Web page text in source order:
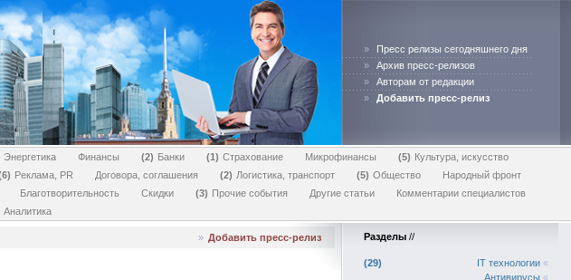
»
Пресс релизы сегодняшнего дня
»
Архив пресс-релизов
»
Авторам от редакции
»
Добавить пресс-релиз
Энергетика Финансы 2 Банки 1 Страхование Микрофинансы 5
Культура, искусство
6 Реклама, PR Договора, соглашения 2 Логистика, транспорт 5 Общество
Народный фронт
Благотворительность Скидки 3 Прочие события Другие статьи
Комментарии специалистов
Аналитика
» Добавить пресс-релиз Разделы //
29 IT технологии «
Антивирусы «